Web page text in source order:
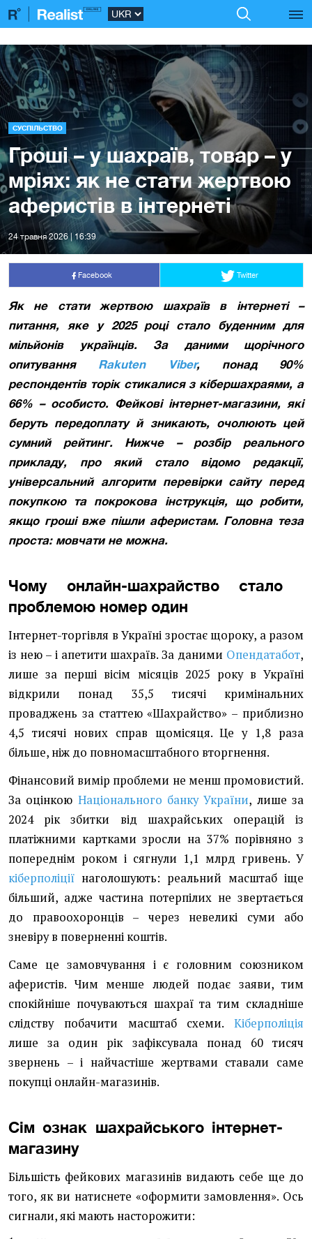
СУСПІЛЬСТВО
Гроші – у шахраїв, товар – у
мріях: як не стати жертвою
аферистів в інтернеті
24 травня 2026 | 16:39
Facebook Twitter
Як не стати жертвою шахраїв в інтернеті –
питання, яке у 2025 році стало буденним для
мільйонів українців. За даними щорічного
опитування Rakuten Viber, понад 90%
респондентів торік стикалися з кібершахраями, а
66% – особисто. Фейкові інтернет-магазини, які
беруть передоплату й зникають, очолюють цей
сумний рейтинг. Нижче – розбір реального
прикладу, про який стало відомо редакції,
універсальний алгоритм перевірки сайту перед
покупкою та покрокова інструкція, що робити,
якщо гроші вже пішли аферистам. Головна теза
проста: мовчати не можна.
Чому онлайн-шахрайство стало
проблемою номер один
Інтернет-торгівля в Україні зростає щороку, а разом
із нею – і апетити шахраїв. За даними Опендатабот,
лише за перші вісім місяців 2025 року в Україні
відкрили понад 35,5 тисячі кримінальних
проваджень за статтею «Шахрайство» – приблизно
4,5 тисячі нових справ щомісяця. Це у 1,8 раза
більше, ніж до повномасштабного вторгнення.
Фінансовий вимір проблеми не менш промовистий.
За оцінкою Національного банку України, лише за
2024 рік збитки від шахрайських операцій із
платіжними картками зросли на 37% порівняно з
попереднім роком і сягнули 1,1 млрд гривень. У
кіберполіції наголошують: реальний масштаб іще
більший, адже частина потерпілих не звертається
до правоохоронців – через невеликі суми або
зневіру в поверненні коштів.
Саме це замовчування і є головним союзником
аферистів. Чим менше людей подає заяви, тим
спокійніше почуваються шахраї та тим складніше
слідству побачити масштаб схеми. Кіберполіція
лише за один рік зафіксувала понад 60 тисяч
звернень – і найчастіше жертвами ставали саме
покупці онлайн-магазинів.
Сім ознак шахрайського інтернет-
магазину
Більшість фейкових магазинів видають себе ще до
того, як ви натиснете «оформити замовлення». Ось
сигнали, які мають насторожити: